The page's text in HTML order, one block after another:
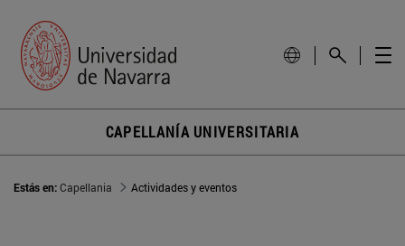
CAPELLANÍA UNIVERSITARIA
Estás en:Capellania Actividades y eventos